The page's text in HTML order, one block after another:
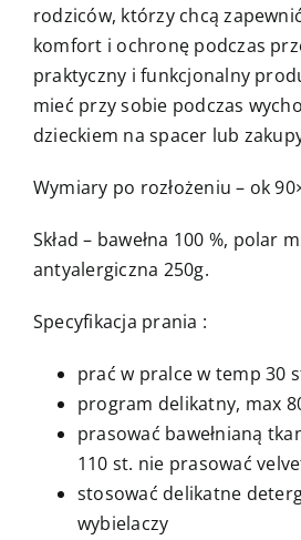
rodziców, którzy chcą
komfort i ochronę podczas
praktyczny i funkcjonalny
mieć przy sobie podczas
dzieckiem na spacer lub
Wymiary po rozłożeniu – ok
Skład – bawełna 100 %, polar
antyalergiczna 250g.
Specyfikacja prania :
prać w pralce w temp 30
program delikatny, max
prasować bawełnianą
110 st. nie prasować
stosować delikatne
wybielaczy